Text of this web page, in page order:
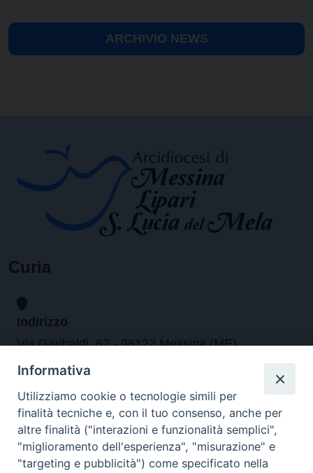
ARCHIVIO NEWS
Curia
Indirizzo
Via Garibaldi, 67 - 98122 Messina (ME)
Orari
da lunedi al venerdi dalle ore 9.30 alle 12.30
Contatti
Informativa
Utilizziamo cookie o tecnologie simili per
finalità tecniche e, con il tuo consenso, anche per
altre finalità ("interazioni e funzionalità semplici",
"miglioramento dell'esperienza", "misurazione" e
"targeting e pubblicità") come specificato nella